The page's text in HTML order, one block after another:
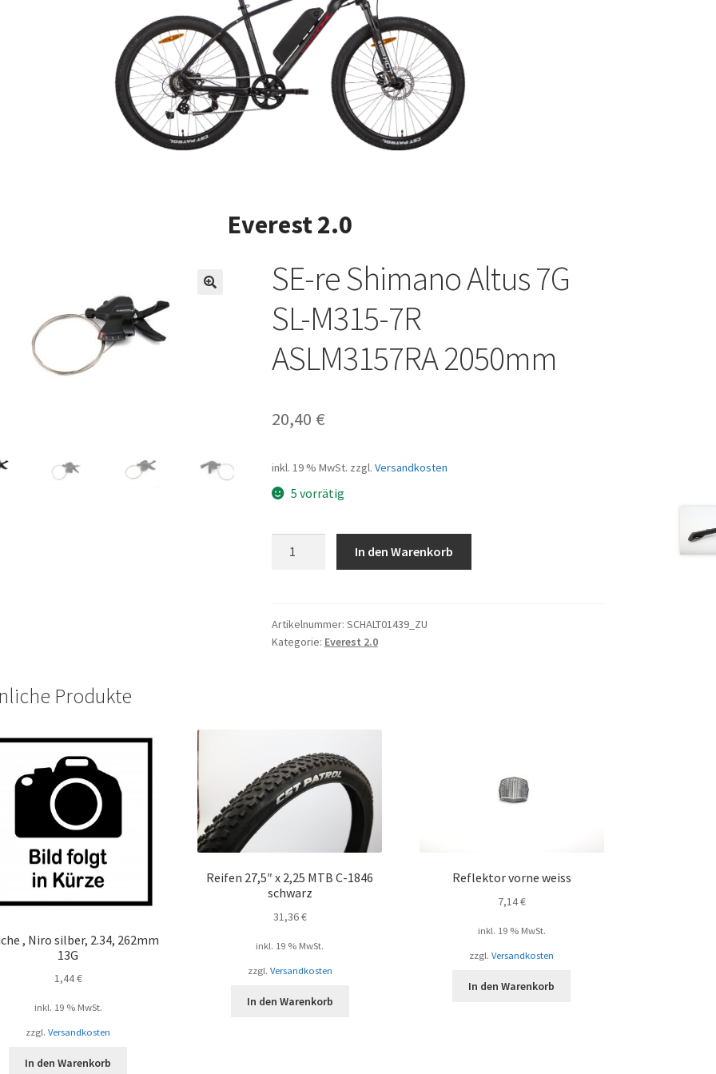
Everest 2.0
SE-re Shimano Altus 7G
SL-M315-7R
ASLM3157RA 2050mm
20,40 €
inkl. 19 % MwSt. zzgl. Versandkosten
5 vorrätig
7G
SL-
In den Warenkorb
Artikelnummer: SCHALT01439_ZU
Kategorie: Everest 2.0
Produkte
, Niro silber, 2.34, 262mm
13G
1,44€
inkl. 19 % MwSt.
zzgl.Versandkosten
In den Warenkorb
Reifen 27,5″ x 2,25 MTB C-1846
schwarz
31,36€
inkl. 19 % MwSt.
zzgl. Versandkosten
In den Warenkorb
Reflektor vorne weiss
7,14€
inkl. 19 % MwSt.
zzgl.Versandkosten
In den Warenkorb